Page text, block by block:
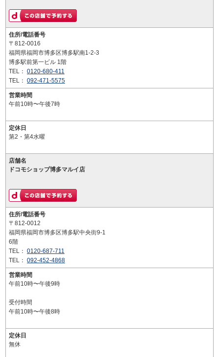
住所/電話番号
〒812-0016
福岡県福岡市博多区博多駅南1-2-3
博多駅前第一ビル 1階
TEL： 0120-680-411
TEL： 092-471-5575
営業時間
午前10時〜午後7時
定休日
第2・第4水曜
店舗名
ドコモショップ博多マルイ店
住所/電話番号
〒812-0012
福岡県福岡市博多区博多駅中央街9-1
6階
TEL： 0120-687-711
TEL： 092-452-4868
営業時間
午前10時〜午後9時
受付時間
午前10時〜午後8時
定休日
無休